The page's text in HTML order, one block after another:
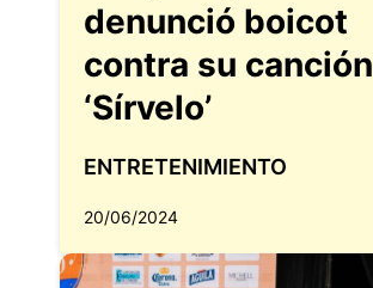
denunció boicot
contra su canción
‘Sírvelo’
ENTRETENIMIENTO
20/06/2024